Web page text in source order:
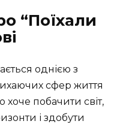
“Поїхали
однією з
сфер життя
хоче побачити світ,
і здобути